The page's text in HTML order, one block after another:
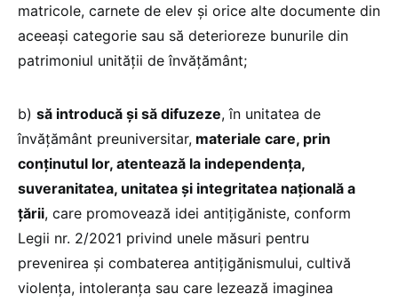
matricole, carnete de elev și orice alte documente din
aceeași categorie sau să deterioreze bunurile din
patrimoniul unității de învățământ;
b) să introducă și să difuzeze, în unitatea de
învățământ preuniversitar, materiale care, prin
conținutul lor, atentează la independența,
suveranitatea, unitatea și integritatea națională a
țării, care promovează idei antițigăniste, conform
Legii nr. 2/2021 privind unele măsuri pentru
prevenirea și combaterea antițigănismului, cultivă
violența, intoleranța sau care lezează imaginea